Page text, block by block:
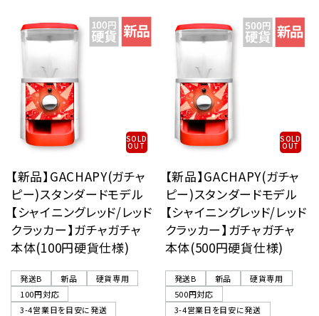
SOLD
OUT
【新品】GACHAPY(ガチャ
ピー)スタンダードモデル
【シャイニングレッド/レッド
クラッカー】ガチャガチャ
本体(100円硬貨仕様)
発送B 新品
硬貨専用
100円対応
3-4営業日を目安に発送
SOLD
OUT
【新品】GACHAPY(ガチャ
ピー)スタンダードモデル
【シャイニングレッド/レッド
クラッカー】ガチャガチャ
本体(500円硬貨仕様)
発送B 新品
硬貨専用
500円対応
3-4営業日を目安に発送